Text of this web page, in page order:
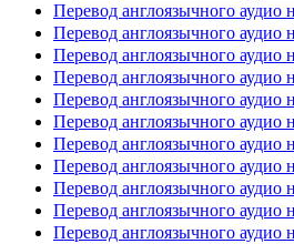
Перевод англоязычного аудио
Перевод англоязычного аудио
Перевод англоязычного аудио
Перевод англоязычного аудио
Перевод англоязычного аудио
Перевод англоязычного аудио
Перевод англоязычного аудио
Перевод англоязычного аудио
Перевод англоязычного аудио
Перевод англоязычного аудио
Перевод англоязычного аудио